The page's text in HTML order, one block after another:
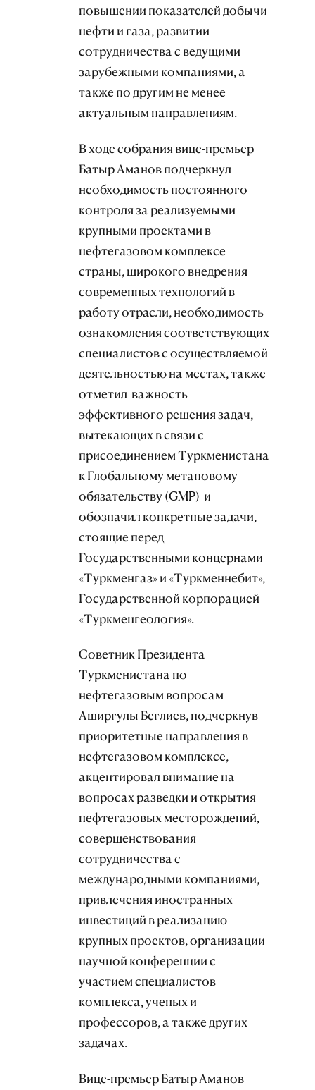
повышении показателей добычи
нефти и газа, развитии
сотрудничества с ведущими
зарубежными компаниями, а
также по другим не менее
актуальным направлениям.
В ходе собрания вице-премьер
Батыр Аманов подчеркнул
необходимость постоянного
контроля за реализуемыми
крупными проектами в
нефтегазовом комплексе
страны, широкого внедрения
современных технологий в
работу отрасли, необходимость
ознакомления соответствующих
специалистов с осуществляемой
деятельностью на местах, также
отметил важность
эффективного решения задач,
вытекающих в связи с
присоединением Туркменистана
к Глобальному метановому
обязательству (GMP) и
обозначил конкретные задачи,
стоящие перед
Государственными концернами
«Туркменгаз» и «Туркменнебит»,
Государственной корпорацией
«Туркменгеология».
Советник Президента
Туркменистана по
нефтегазовым вопросам
Аширгулы Беглиев, подчеркнув
приоритетные направления в
нефтегазовом комплексе,
акцентировал внимание на
вопросах разведки и открытия
нефтегазовых месторождений,
совершенствования
сотрудничества с
международными компаниями,
привлечения иностранных
инвестиций в реализацию
крупных проектов, организации
научной конференции с
участием специалистов
комплекса, ученых и
профессоров, а также других
задачах.
Вице-премьер Батыр Аманов